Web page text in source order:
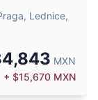
Lednice,
MXN
+ $15,670 MXN